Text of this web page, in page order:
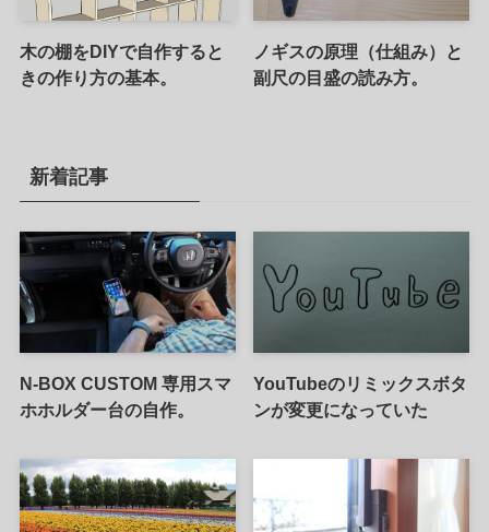
木の棚をDIYで自作すると
きの作り方の基本。
ノギスの原理（仕組み）と
副尺の目盛の読み方。
新着記事
N-BOX CUSTOM 専用スマ
ホホルダー台の自作。
YouTubeのリミックスボタ
ンが変更になっていた